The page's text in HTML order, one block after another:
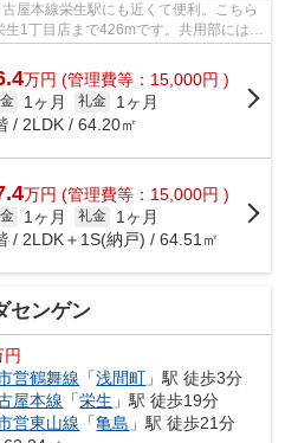
屋本線栄生駅にも近くて便利。こちら
1丁目店まで426mです。共用部には敷
万円 (管理費等：15,000円 )
1ヶ月 礼金
1ヶ月
/ 2LDK / 64.20㎡
万円 (管理費等：15,000円 )
1ヶ月 礼金
1ヶ月
/ 2LDK＋1S(納戸) / 64.51㎡
センゲン
円
営鶴舞線 「浅間町 」駅 徒歩3分
屋本線 「栄生 」駅 徒歩19分
営東山線 「亀島 」駅 徒歩21分